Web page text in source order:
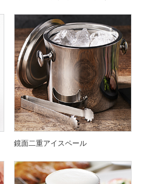
鏡面二重アイスペール